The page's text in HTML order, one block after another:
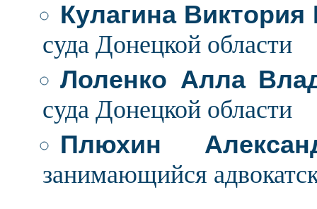
Кулагина Виктория
суда Донецкой области
Лоленко Алла
суда Донецкой области
Плюхин
занимающийся